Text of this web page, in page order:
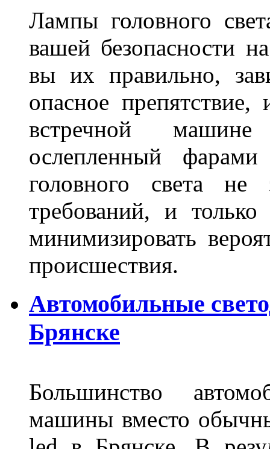
Лампы головного
вашей безопасности
вы их правильно,
опасное
встречной машине
ослепленный
головного света
требований, и
минимизировать
происшествия.
Автомобильные
Брянске
Большинство
машины вместо